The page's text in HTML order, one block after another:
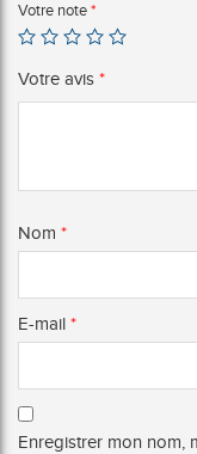
Votre note *
Votre avis *
Nom *
E-mail *
Enregistrer mon nom,